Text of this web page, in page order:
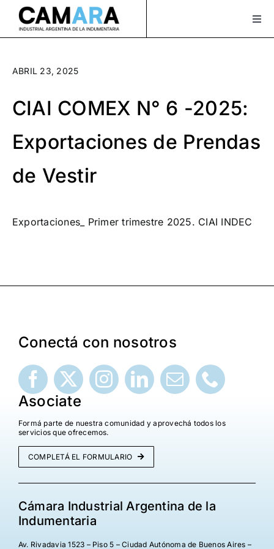
Saltar
contenido
Servicios
Actualidad
Bolsa de Trabajo
XLAVIDA
ABRIL 23, 2025
CIAI COMEX N° 6 -2025:
Exportaciones de Prendas
de Vestir
Exportaciones_ Primer trimestre 2025. CIAI INDEC
Conectá con nosotros
Asociate
Formá parte de nuestra comunidad y aprovechá todos los
servicios que ofrecemos.
COMPLETÁ EL FORMULARIO
Cámara Industrial Argentina de la
Indumentaria
Av. Rivadavia 1523 – Piso 5 – Ciudad Autónoma de Buenos Aires –